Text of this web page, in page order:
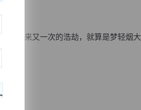
将迎来又一次的浩劫，就算是梦轻烟大